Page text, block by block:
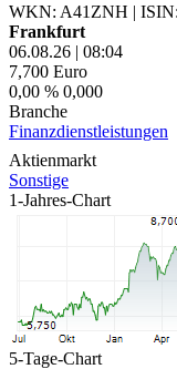
WKN: A41ZNH |
Frankfurt
06.08.26 | 08:04
7,700 Euro
0,00 % 0,000
Branche
Finanzdienstleistungen
Aktienmarkt
Sonstige
1-Jahres-Chart
5-Tage-Chart